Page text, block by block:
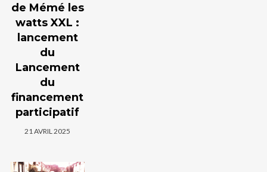
de Mémé les
watts XXL :
lancement
du
Lancement
du
financement
participatif
21 AVRIL 2025